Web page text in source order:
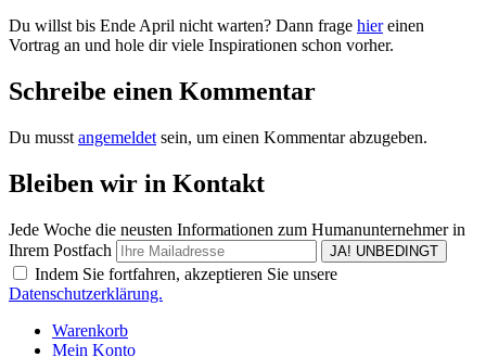
Du willst bis Ende April nicht warten? Dann frage hiereinen
Vortrag an und hole dir viele Inspirationen schon vorher.
Schreibe einen Kommentar
Du musst angemeldet sein, um einen Kommentar abzugeben.
Bleiben wir in Kontakt
Jede Woche die neusten Informationen zum Humanunternehmer in
Ihrem Postfach
Indem Sie fortfahren, akzeptieren Sie unsere
Datenschutzerklärung.
Warenkorb
Mein Konto